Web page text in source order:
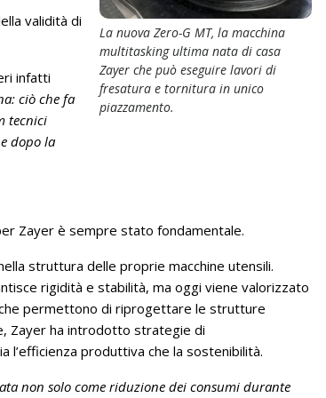
La nuova Zero-G MT, la macchina
multitasking ultima nata di casa
Zayer che può eseguire lavori di
fresatura e tornitura in unico
piazzamento.
validità di
infatti
ciò che fa
tecnici
dopo la
Zayer è sempre stato fondamentale.
struttura delle proprie macchine utensili.
rigidità e stabilità, ma oggi viene valorizzato
permettono di riprogettare le strutture
Zayer ha introdotto strategie di
l’efficienza produttiva che la sostenibilità.
non solo come riduzione dei consumi durante